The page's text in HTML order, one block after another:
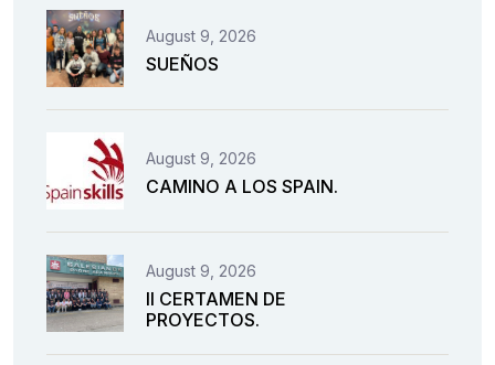
August 9, 2026
SUEÑOS
August 9, 2026
CAMINO A LOS SPAIN.
August 9, 2026
II CERTAMEN DE
PROYECTOS.